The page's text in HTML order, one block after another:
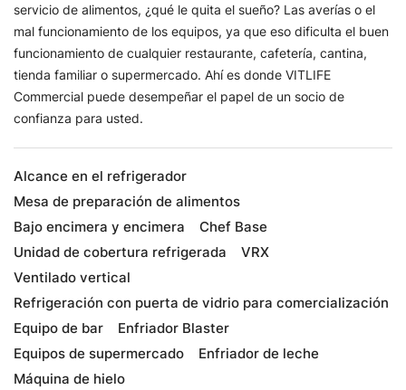
servicio de alimentos, ¿qué le quita el sueño? Las averías o el
mal funcionamiento de los equipos, ya que eso dificulta el buen
funcionamiento de cualquier restaurante, cafetería, cantina,
tienda familiar o supermercado. Ahí es donde VITLIFE
Commercial puede desempeñar el papel de un socio de
confianza para usted.
Alcance en el refrigerador
Mesa de preparación de alimentos
Bajo encimera y encimera
Chef Base
Unidad de cobertura refrigerada
VRX
Ventilado vertical
Refrigeración con puerta de vidrio para comercialización
Equipo de bar
Enfriador Blaster
Equipos de supermercado
Enfriador de leche
Máquina de hielo